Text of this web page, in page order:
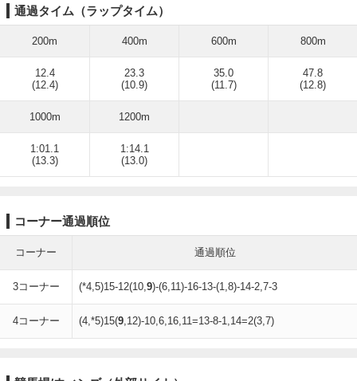
通過タイム（ラップタイム）
200m 400m 600m 800m
12.4
(12.4)
23.3
(10.9)
35.0
(11.7)
47.8
(12.8)
1000m 1200m
1:01.1
(13.3)
1:14.1
(13.0)
コーナー通過順位
コーナー 通過順位
3コーナー (*4,5)15-12(10,9)-(6,11)-16-13-(1,8)-14-2,7-3
4コーナー (4,*5)15(9,12)-10,6,16,11=13-8-1,14=2(3,7)